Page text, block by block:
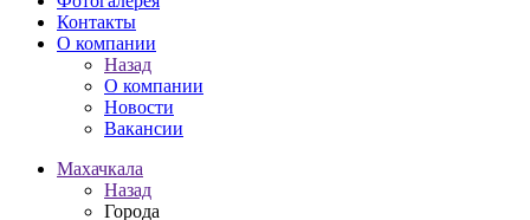
Контакты
О компании
Назад
О компании
Новости
Вакансии
Махачкала
Назад
Города